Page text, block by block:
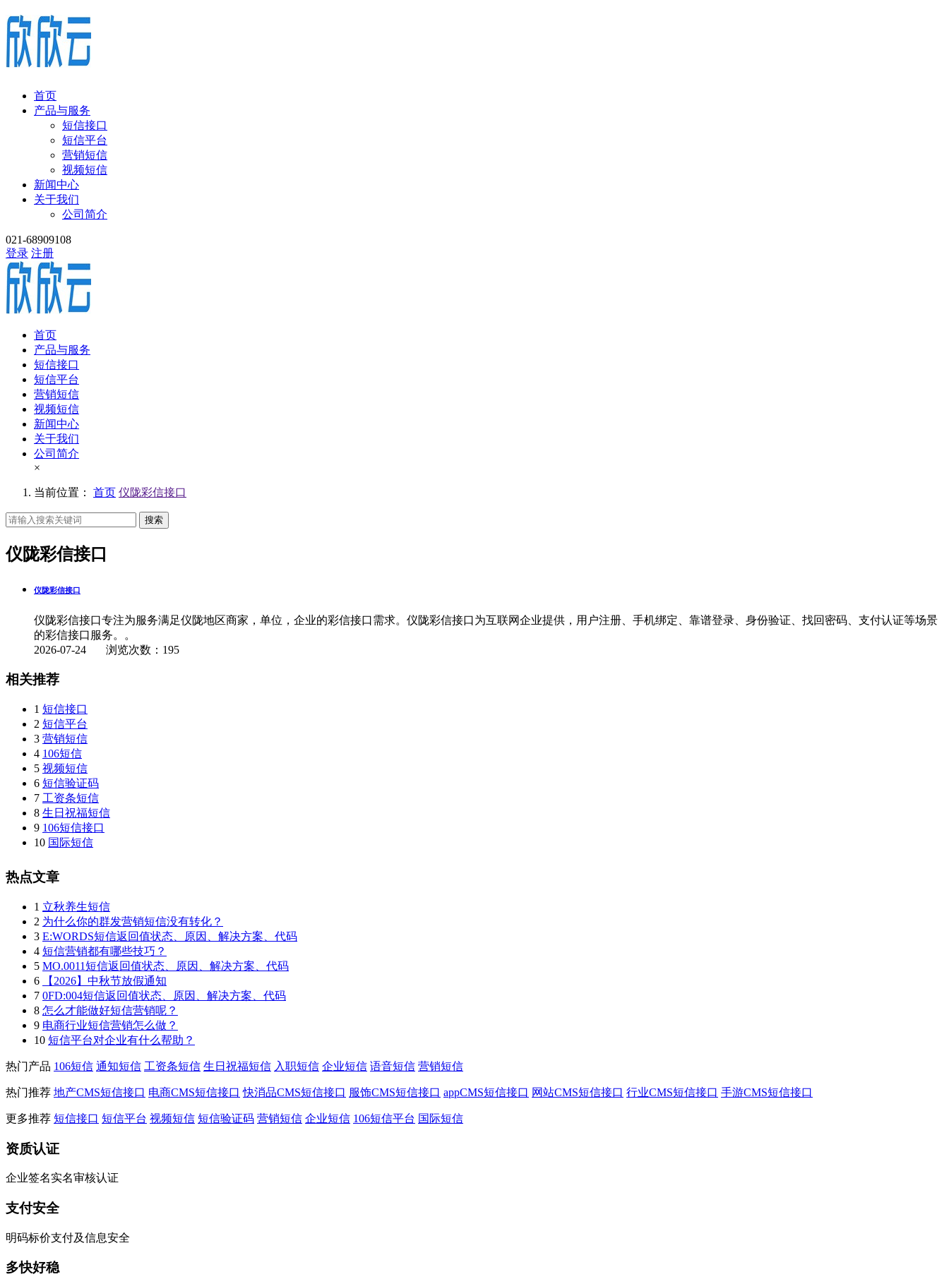
首页
产品与服务
短信接口
短信平台
营销短信
视频短信
新闻中心
关于我们
公司简介
021-68909108
登录 注册
首页
产品与服务
短信接口
短信平台
营销短信
视频短信
新闻中心
关于我们
公司简介
×
当前位置： 首页 仪陇彩信接口
搜索
仪陇彩信接口
仪陇彩信接口
仪陇彩信接口专注为服务满足仪陇地区商家，单位，企业的彩信接口需求。仪陇彩信接口为互联网企业提供，用户注册、手机绑定、靠谱登录、身份验证、找回密码、支付认证等场景
的彩信接口服务。。
2026-07-24 浏览次数：195
相关推荐
1 短信接口
2 短信平台
3 营销短信
4 106短信
5 视频短信
6 短信验证码
7 工资条短信
8 生日祝福短信
9 106短信接口
10 国际短信
热点文章
1 立秋养生短信
2 为什么你的群发营销短信没有转化？
3 E:WORDS短信返回值状态、原因、解决方案、代码
4 短信营销都有哪些技巧？
5 MO.0011短信返回值状态、原因、解决方案、代码
6
【2026】中秋节放假通知
7 0FD:004短信返回值状态、原因、解决方案、代码
8 怎么才能做好短信营销呢？
9 电商行业短信营销怎么做？
10 短信平台对企业有什么帮助？
热门产品 106短信 通知短信 工资条短信 生日祝福短信 入职短信 企业短信 语音短信 营销短信
热门推荐 地产CMS短信接口 电商CMS短信接口 快消品CMS短信接口 服饰CMS短信接口 appCMS短信接口 网站CMS短信接口 行业CMS短信接口 手游CMS短信接口
更多推荐 短信接口 短信平台 视频短信 短信验证码 营销短信 企业短信 106短信平台 国际短信
资质认证
企业签名实名审核认证
支付安全
明码标价支付及信息安全
多快好稳